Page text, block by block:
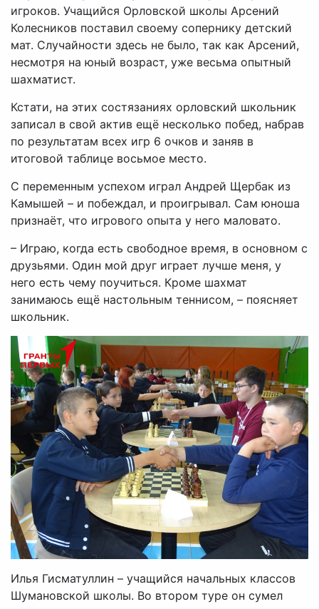
игроков. Учащийся Орловской школы Арсений
Колесников поставил своему сопернику детский
мат. Случайности здесь не было, так как Арсений,
несмотря на юный возраст, уже весьма опытный
шахматист.
Кстати, на этих состязаниях орловский школьник
записал в свой актив ещё несколько побед, набрав
по результатам всех игр 6 очков и заняв в
итоговой таблице восьмое место.
С переменным успехом играл Андрей Щербак из
Камышей – и побеждал, и проигрывал. Сам юноша
признаёт, что игрового опыта у него маловато.
– Играю, когда есть свободное время, в основном с
друзьями. Один мой друг играет лучше меня, у
него есть чему поучиться. Кроме шахмат
занимаюсь ещё настольным теннисом, – поясняет
школьник.
Илья Гисматуллин – учащийся начальных классов
Шумановской школы. Во втором туре он сумел